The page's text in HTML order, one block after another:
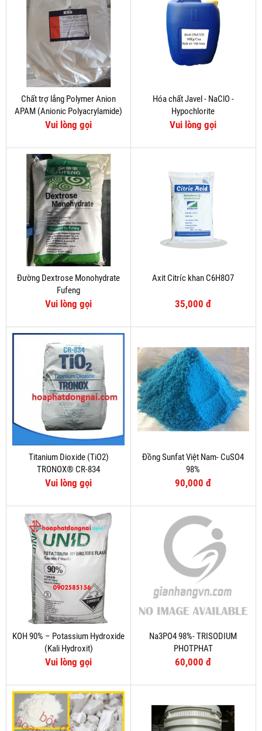
Chất trợ lắng Polymer Anion
APAM (Anionic Polyacrylamide)
Vui lòng gọi
Hóa chất Javel - NaClO -
Hypochlorite
Vui lòng gọi
Đường Dextrose Monohydrate
Fufeng
Vui lòng gọi
Axit Citríc khan C6H8O7
35,000 đ
Titanium Dioxide (TiO2)
TRONOX® CR-834
Vui lòng gọi
Đồng Sunfat Việt Nam- CuSO4
98%
90,000 đ
KOH 90% – Potassium Hydroxide
(Kali Hydroxit)
Vui lòng gọi
Na3PO4 98%- TRISODIUM
PHOTPHAT
60,000 đ